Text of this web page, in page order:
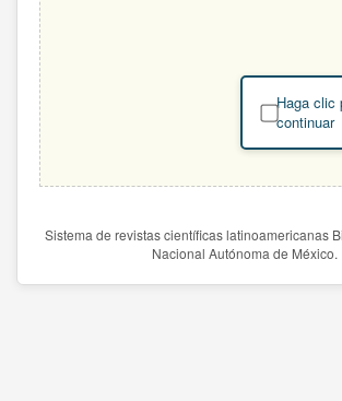
Haga clic
continuar
Sistema de revistas científicas latinoamericanas
Nacional Autónoma de México.